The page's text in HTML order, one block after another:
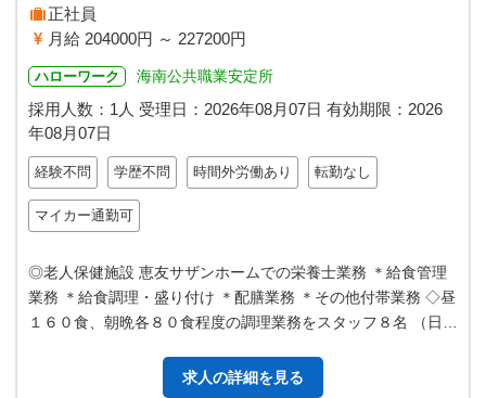
正社員
月給 204000円 ～ 227200円
ハローワーク 海南公共職業安定所
採用人数：1人 受理日： 2026年08月07日 有効期限： 2026
年08月07日
経験不問 学歴不問 時間外労働あり 転勤なし
マイカー通勤可
◎老人保健施設 恵友サザンホームでの栄養士業務 ＊給食管理
業務 ＊給食調理・盛り付け ＊配膳業務 ＊その他付帯業務 ◇昼
１６０食、朝晩各８０食程度の調理業務をスタッフ８名 （日曜
求人の詳細を見る